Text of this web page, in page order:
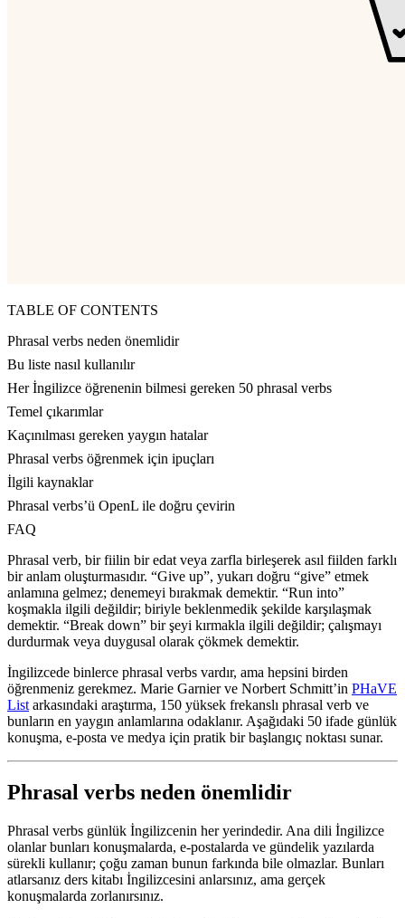
TABLE OF CONTENTS
Phrasal verbs neden önemlidir
Bu liste nasıl kullanılır
Her İngilizce öğrenenin bilmesi gereken 50 phrasal verbs
Temel çıkarımlar
Kaçınılması gereken yaygın hatalar
Phrasal verbs öğrenmek için ipuçları
İlgili kaynaklar
Phrasal verbs’ü OpenL ile doğru çevirin
FAQ
Phrasal verb, bir fiilin bir edat veya zarfla birleşerek asıl fiilden farklı
bir anlam oluşturmasıdır. “Give up”, yukarı doğru “give” etmek
anlamına gelmez; denemeyi bırakmak demektir. “Run into”
koşmakla ilgili değildir; biriyle beklenmedik şekilde karşılaşmak
demektir. “Break down” bir şeyi kırmakla ilgili değildir; çalışmayı
durdurmak veya duygusal olarak çökmek demektir.
İngilizcede binlerce phrasal verbs vardır, ama hepsini birden
öğrenmeniz gerekmez. Marie Garnier ve Norbert Schmitt’in PHaVE
List arkasındaki araştırma, 150 yüksek frekanslı phrasal verb ve
bunların en yaygın anlamlarına odaklanır. Aşağıdaki 50 ifade günlük
konuşma, e-posta ve medya için pratik bir başlangıç noktası sunar.
Phrasal verbs neden önemlidir
Phrasal verbs günlük İngilizcenin her yerindedir. Ana dili İngilizce
olanlar bunları konuşmalarda, e-postalarda ve gündelik yazılarda
sürekli kullanır; çoğu zaman bunun farkında bile olmazlar. Bunları
atlarsanız ders kitabı İngilizcesini anlarsınız, ama gerçek
konuşmalarda zorlanırsınız.